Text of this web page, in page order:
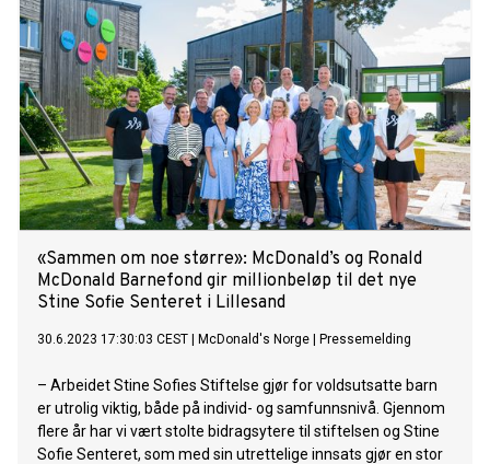
«Sammen om noe større»: McDonald’s og Ronald
McDonald Barnefond gir millionbeløp til det nye
Stine Sofie Senteret i Lillesand
30.6.2023 17:30:03 CEST McDonald's Norge Pressemelding
– Arbeidet Stine Sofies Stiftelse gjør for voldsutsatte barn
er utrolig viktig, både på individ- og samfunnsnivå. Gjennom
flere år har vi vært stolte bidragsytere til stiftelsen og Stine
Sofie Senteret, som med sin utrettelige innsats gjør en stor